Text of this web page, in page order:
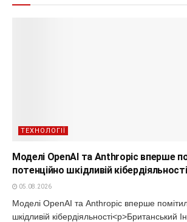
ТЕХНОЛОГІЇ
Моделі OpenAI та Anthropic вперше
потенційно шкідливій кібердіяльності
05.08.2026
Моделі OpenAI та Anthropic вперше
шкідливій кібердіяльності<p>Британський